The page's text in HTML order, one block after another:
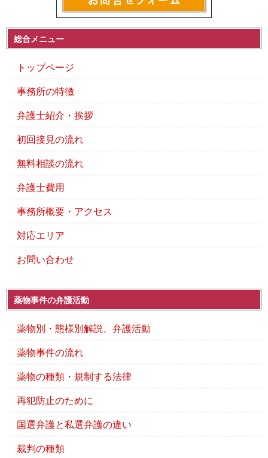
総合メニュー
トップページ
事務所の特徴
弁護士紹介・挨拶
初回接見の流れ
無料相談の流れ
弁護士費用
事務所概要・アクセス
対応エリア
お問い合わせ
薬物事件の弁護活動
薬物別・態様別解説、弁護活動
薬物事件の流れ
薬物の種類・規制する法律
再犯防止のために
国選弁護と私選弁護の違い
裁判の種類